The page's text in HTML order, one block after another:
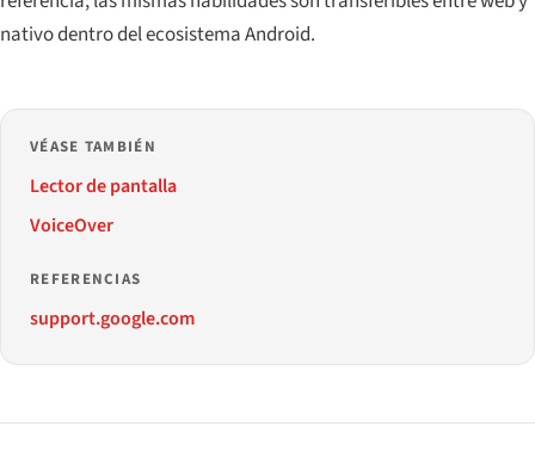
nativo dentro del ecosistema Android.
VÉASE TAMBIÉN
Lector de pantalla
VoiceOver
REFERENCIAS
support.google.com